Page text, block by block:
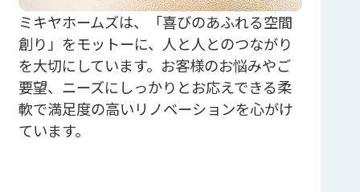
ミキヤホームズは、「喜びのあふれる空間
創り」をモットーに、人と人とのつながり
を大切にしています。お客様のお悩みやご
要望、ニーズにしっかりとお応えできる柔
軟で満足度の高いリノベーションを心がけ
ています。